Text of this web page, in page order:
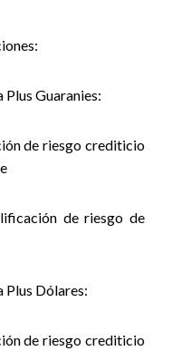
Guaranies:
de riesgo crediticio
de riesgo de
Plus Dólares:
de riesgo crediticio